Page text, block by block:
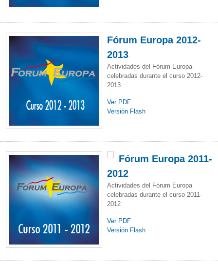
Fórum Europa 2012-
2013
Actividades del Fórum Europa
celebradas durante el curso 2012-
2013
Ver PDF
Versión Flash
Fórum Europa 2011-
2012
Actividades del Fórum Europa
celebradas durante el curso 2011-
2012
Ver PDF
Versión Flash